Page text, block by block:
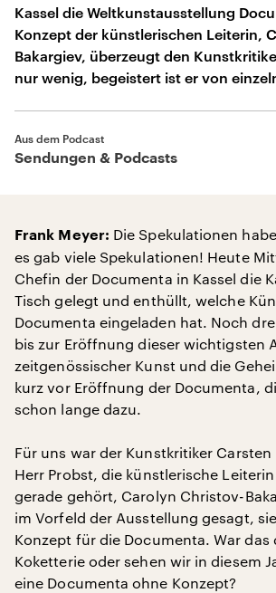
Kassel die Weltkunstausstellung
Konzept der künstlerischen Leiterin,
Bakargiev, überzeugt den
nur wenig, begeistert ist er von
Aus dem Podcast
Sendungen & Podcasts
Frank Meyer: Die Spekulationen
es gab viele Spekulationen! Heute
Chefin der Documenta in Kassel die
Tisch gelegt und enthüllt, welche
Documenta eingeladen hat. Noch
bis zur Eröffnung dieser wichtigsten
zeitgenössischer Kunst und die
kurz vor Eröffnung der Documenta,
schon lange dazu.
Für uns war der Kunstkritiker Carsten
Herr Probst, die künstlerische
gerade gehört, Carolyn Christov-
im Vorfeld der Ausstellung gesagt,
Konzept für die Documenta. War das
Koketterie oder sehen wir in diesem
eine Documenta ohne Konzept?